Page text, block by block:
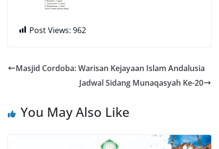
Post Views: 962
Masjid Cordoba: Warisan Kejayaan Islam Andalusia
Jadwal Sidang Munaqasyah Ke-20
You May Also Like